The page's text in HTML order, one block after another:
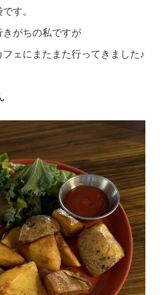
す。
がちの私ですが
ェにまたまた行ってきました♪